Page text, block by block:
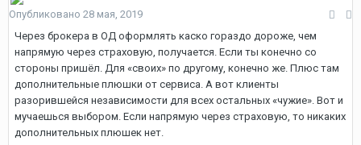
Опубликовано 28 мая, 2019
Через брокера в ОД оформлять каско гораздо дороже, чем
напрямую через страховую, получается. Если ты конечно со
стороны пришёл. Для «своих» по другому, конечно же. Плюс там
дополнительные плюшки от сервиса. А вот клиенты
разорившейся независимости для всех остальных «чужие». Вот и
мучаешься выбором. Если напрямую через страховую, то никаких
дополнительных плюшек нет.